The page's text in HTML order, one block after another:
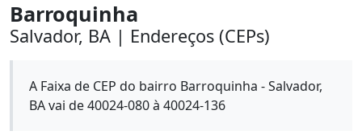
Barroquinha
Salvador, BA | Endereços (CEPs)
A Faixa de CEP do bairro Barroquinha - Salvador,
BA vai de 40024-080 à 40024-136